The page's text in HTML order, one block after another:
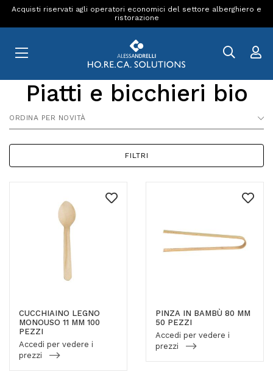
Acquisti riservati agli operatori economici del settore alberghiero e
ristorazione
Piatti e bicchieri bio
ORDINA PER NOVITÀ
FILTRI
CUCCHIAINO LEGNO
MONOUSO 11 MM 100
PEZZI
Accedi per vedere i
prezzi
PINZA IN BAMBÙ 80 MM
50 PEZZI
Accedi per vedere i
prezzi